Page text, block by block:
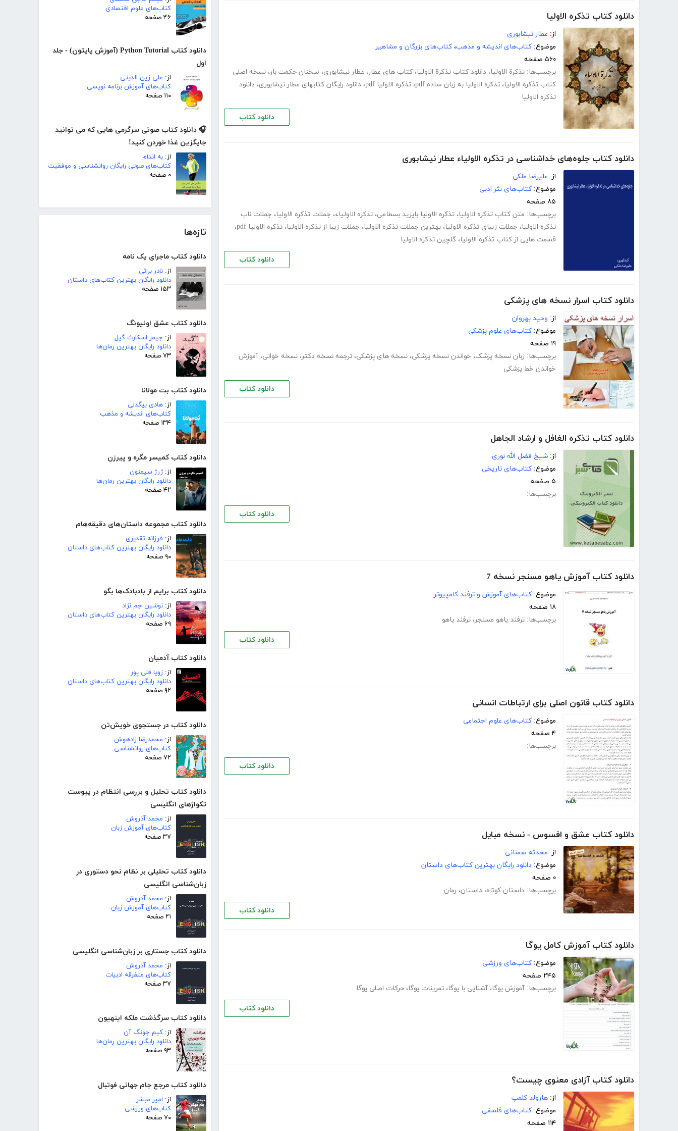
کتاب‌های علوم اقتصادی
۴۶ صفحه
دانلود کتاب Python Tutorial (آموزش پایتون) - جلد
اول
از: علی زین الدینی
کتاب‌های آموزش برنامه نویسی
۱۱۰ صفحه
🎧 دانلود کتاب صوتی سرگرمی هایی که می توانید
جایگزین غذا خوردن کنید!
از: به اندام
کتاب‌های صوتی رایگان روانشناسی و موفقیت
۰ صفحه
تازه‌ها
دانلود کتاب ماجرای یک نامه
از: نادر براتی
دانلود رایگان بهترین کتاب‌های داستان
۱۵۳ صفحه
دانلود کتاب عشق اونیونگ
از: جیمز اسکارث گیل
دانلود رایگان بهترین رمان‌ها
۷۳ صفحه
دانلود کتاب بت مولانا
از: هادی بیگدلی
کتاب‌های اندیشه و مذهب
۱۳۴ صفحه
دانلود کتاب کمیسر مگره و پیرزن
از:ژرژ سیمنون
دانلود رایگان بهترین رمان‌ها
۴۲ صفحه
دانلود کتاب مجموعه داستان‌های دقیقه‌هام
از: فرزانه تقدیری
دانلود رایگان بهترین کتاب‌های داستان
۹۰ صفحه
دانلود کتاب برایم از بادبادک‌ها بگو
از: نوشین جم نژاد
دانلود رایگان بهترین کتاب‌های داستان
۶۹ صفحه
دانلود کتاب آدمیان
از: زویا قلی پور
دانلود رایگان بهترین کتاب‌های داستان
۹۲ صفحه
دانلود کتاب در جستجوی خویش‌تن
از: محمدرضا زادهوش
کتاب‌های روانشناسی
۷۲ صفحه
دانلود کتاب تحلیل و بررسی انتظام در پیوست
تکواژهای انگلیسی
از: محمد آذروش
کتاب‌های آموزش زبان
۳۷ صفحه
دانلود کتاب تحلیلی بر نظام نحو دستوری در
زبان‌شناسی انگلیسی
از: محمد آذروش
کتاب‌های آموزش زبان
۲۱ صفحه
دانلود کتاب جستاری بر زبان‌شناسی انگلیسی
از: محمد آذروش
کتاب‌های متفرقه ادبیات
۳۷ صفحه
دانلود کتاب سرگذشت ملکه اینهیون
از: کیم جونگ آن
دانلود رایگان بهترین رمان‌ها
۹۳ صفحه
دانلود کتاب مرجع جام جهانی فوتبال
از: امیر مبشر
کتاب‌های ورزشی
۷۰ صفحه
دانلود کتاب تذکره الاولیا
از: عطار نیشابوری
موضوع: کتاب‌های اندیشه و مذهب، کتاب‌های بزرگان و مشاهیر
۵۶۰ صفحه
برچسب‌ها: تذکرة الاولیا، دانلود کتاب تذکرة الاولیا، کتاب های عطار، عطار نیشابوری، سخنان حکمت بار، نسخه اصلی
کتاب تذکره الاولیا، تذکره الاولیا به زبان ساده pdf ، تذکره الاولیا pdf ، دانلود رایگان کتابهای عطار نیشابوری، دانلود
تذکره الاولیا
دانلود کتاب
دانلود کتاب جلوه‌های خداشناسی در تذکره الاولیاء عطار نیشابوری
از: علیرضا ملکی
موضوع: کتاب‌های نثر ادبی
۸۵ صفحه
برچسب‌ها: متن کتاب تذکره الاولیا، تذکره الاولیا بایزید بسطامی، تذکره الاولیاء، جملات تذکره الاولیا، جملات ناب
تذکره الاولیا، جملات زیبای تذکره الاولیا، بهترین جملات تذکره الاولیا، جملات زیبا از تذکره الاولیا، تذکره الاولیا pdf
،
قسمت هایی از کتاب تذکره الاولیا، گلچین تذکره الاولیا
دانلود کتاب
دانلود کتاب اسرار نسخه های پزشکی
از: وحید بهروان
موضوع: کتاب‌های علوم پزشکی
۱۹ صفحه
برچسب‌ها: زبان نسخه پزشک، خواندن نسخه پزشکی، نسخه های پزشکی، ترجمه نسخه دکتر، نسخه خوانی، آموزش
خواندن خط پزشکی
دانلود کتاب
دانلود کتاب تذکره الغافل و ارشاد الجاهل
از: شیخ فضل الله نوری
موضوع: کتاب‌های تاریخی
۵ صفحه
برچسب‌ها:
دانلود کتاب
دانلود کتاب آموزش یاهو مسنجر نسخه 7
موضوع: کتاب‌های آموزش و ترفند کامپیوتر
۱۸ صفحه
برچسب‌ها: ترفند یاهو مسنجر، ترفند یاهو
دانلود کتاب
دانلود کتاب قانون اصلی برای ارتباطات انسانی
موضوع: کتاب‌های علوم اجتماعی
۴ صفحه
برچسب‌ها:
دانلود کتاب
دانلود کتاب عشق و افسوس - نسخه مبایل
از: محدثه سمنانی
موضوع: دانلود رایگان بهترین کتاب‌های داستان
۰ صفحه
برچسب‌ها: داستان کوتاه، داستان، رمان
دانلود کتاب
دانلود کتاب آموزش کامل یوگا
موضوع: کتاب‌های ورزشی
۲۴۵ صفحه
برچسب‌ها: آموزش یوگا، آشنایی با یوگا، تمرینات یوگا، حرکات اصلی یوگا
دانلود کتاب
دانلود کتاب آزادی معنوی چیست؟
از: هارولد کلمپ
موضوع: کتاب‌های فلسفی
۱۱۴ صفحه